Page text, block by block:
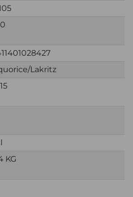
Lakritz
KG